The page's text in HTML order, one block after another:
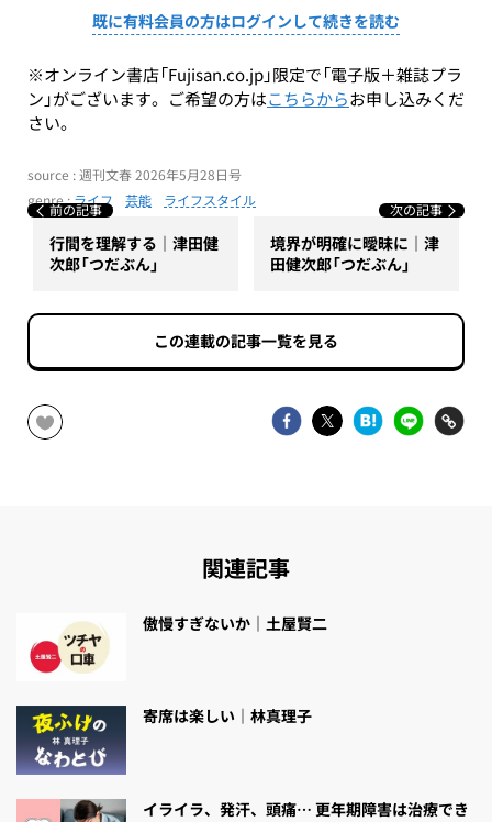
既に有料会員の方はログインして続きを読む
※オンライン書店「Fujisan.co.jp」限定で「電子版＋雑誌プラ
ン」がございます。ご希望の方はこちらからお申し込みくだ
さい。
source : 週刊文春 2026年5月28日号
genre :ライフ 芸能 ライフスタイル
前の記事
行間を理解する｜津田健
次郎「つだぶん」
次の記事
境界が明確に曖昧に｜津
田健次郎「つだぶん」
この連載の記事一覧を見る
関連記事
傲慢すぎないか｜土屋賢二
寄席は楽しい｜林真理子
イライラ、発汗、頭痛… 更年期障害は治療でき